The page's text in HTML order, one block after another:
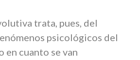
trata, pues, del
psicológicos del
en cuanto se van